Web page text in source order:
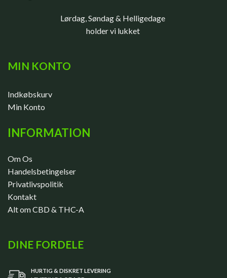
Lørdag, Søndag & Helligedage
holder vi lukket
MIN KONTO
Indkøbskurv
Min Konto
INFORMATION
Om Os
Handelsbetingelser
Privatlivspolitik
Kontakt
Alt om CBD & THC-A
DINE FORDELE
HURTIG & DISKRET LEVERING